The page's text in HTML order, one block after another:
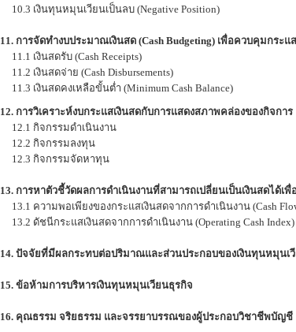
10.3 เงินทุนหมุนเวียนเป็นลบ (Negative Position)
11. การจัดทำงบประมาณเงินสด (Cash Budgeting) เพื่อควบคุมกระแ
11.1 เงินสดรับ (Cash Receipts)
11.2 เงินสดจ่าย (Cash Disbursements)
11.3 เงินสดคงเหลือขั้นต่ำ (Minimum Cash Balance)
12. การวิเคราะห์งบกระแสเงินสดกับการแสดงสภาพคล่องของกิจการ
12.1 กิจกรรมดำเนินงาน
12.2 กิจกรรมลงทุน
12.3 กิจกรรมจัดหาทุน
13. การหาตัวชี้วัดผลการดำเนินงานที่สามารถเปลี่ยนเป็นเงินสดได้
13.1 ความพอเพียงของกระแสเงินสดจากการดำเนินงาน (Cash
13.2 ดัชนีกระแสเงินสดจากการดำเนินงาน (Operating Cash Index)
14. ปัจจัยที่มีผลกระทบต่อปริมาณและส่วนประกอบของเงินทุนหมุนเ
15. ข้อห้ามการบริหารเงินทุนหมุนเวียนธุรกิจ
16. คุณธรรม จริยธรรม และจรรยาบรรณของผู้ประกอบวิชาชีพบัญชี